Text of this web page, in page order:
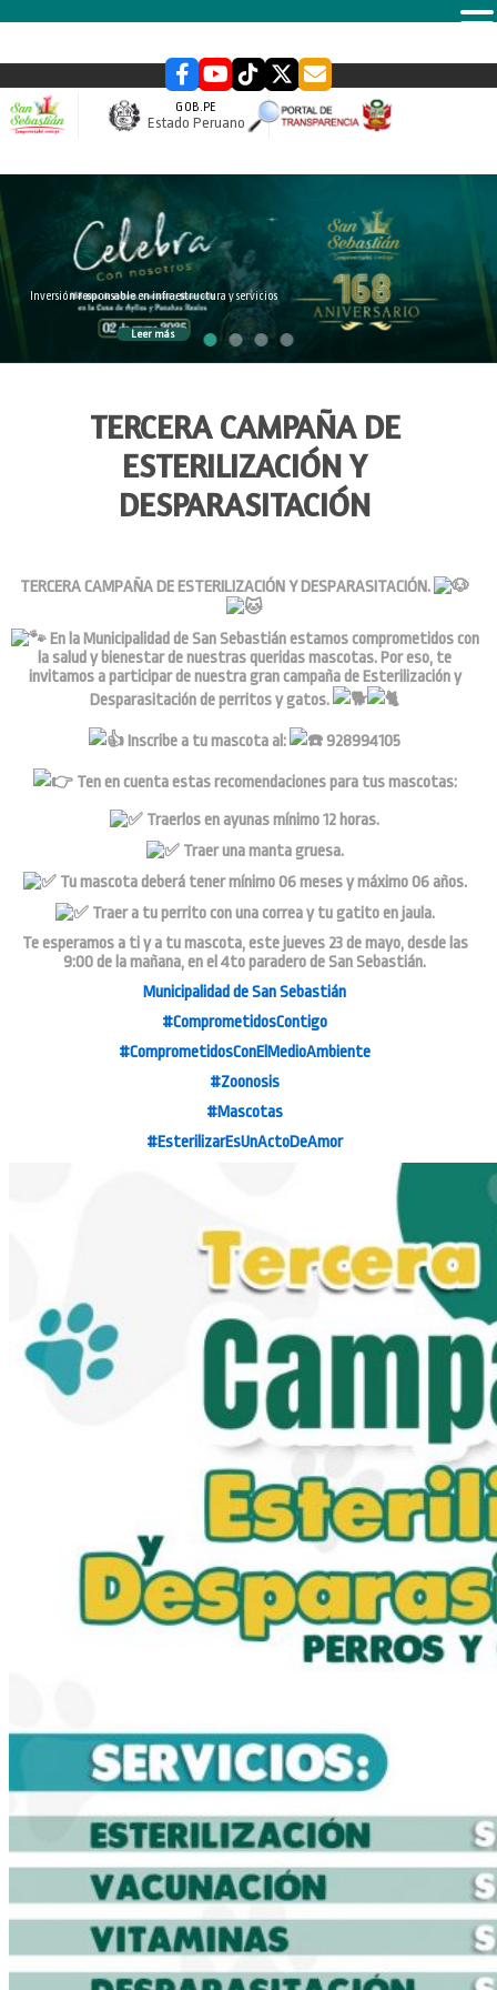
GOB.PE
Estado Peruano
slider
Inversión responsable en infraestructura y servicios
Leer más
TERCERA CAMPAÑA DE
ESTERILIZACIÓN Y
DESPARASITACIÓN
TERCERA CAMPAÑA DE ESTERILIZACIÓN Y DESPARASITACIÓN.
En la Municipalidad de San Sebastián estamos comprometidos con
la salud y bienestar de nuestras queridas mascotas. Por eso, te
invitamos a participar de nuestra gran campaña de Esterilización y
Desparasitación de perritos y gatos.
Inscribe a tu mascota al: 928994105
Ten en cuenta estas recomendaciones para tus mascotas:
Traerlos en ayunas mínimo 12 horas.
Traer una manta gruesa.
Tu mascota deberá tener mínimo 06 meses y máximo 06 años.
Traer a tu perrito con una correa y tu gatito en jaula.
Te esperamos a ti y a tu mascota, este jueves 23 de mayo, desde las
9:00 de la mañana, en el 4to paradero de San Sebastián.
Municipalidad de San Sebastián
#ComprometidosContigo
#ComprometidosConElMedioAmbiente
#Zoonosis
#Mascotas
#EsterilizarEsUnActoDeAmor